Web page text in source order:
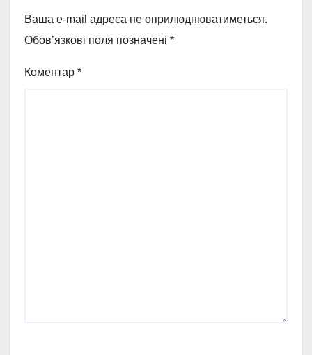
Ваша e-mail адреса не оприлюднюватиметься.
Обов’язкові поля позначені *
Коментар *